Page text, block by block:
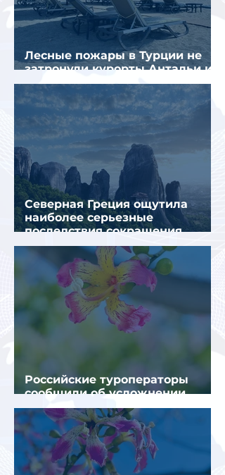
Лесные пожары в Турции не
затронули курорты Антальи и
Муглы
Северная Греция ощутила
наиболее серьезные
последствия сокращения
турпотока из России
Российские туроператоры
сообщили об усложнении
получения виз в Грецию